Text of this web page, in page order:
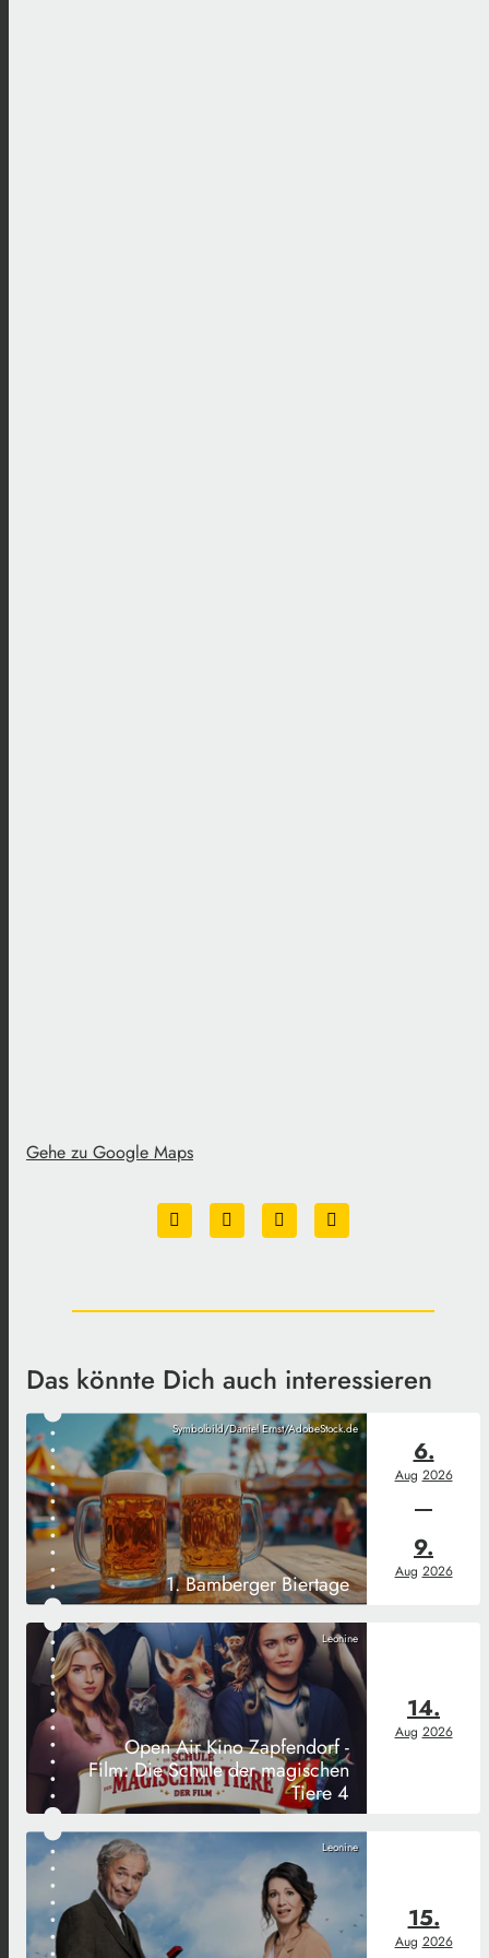
Gehe zu Google Maps
Das könnte Dich auch interessieren
Symbolbild/Daniel Ernst/AdobeStock.de
1. Bamberger Biertage
6.
Aug 2026
9.
Aug 2026
Leonine
Open Air Kino Zapfendorf -
Film: Die Schule der magischen
Tiere 4
14.
Aug 2026
Leonine
15.
Aug 2026